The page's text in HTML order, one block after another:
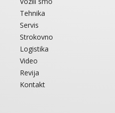
Tehnika
Servis
Strokovno
Logistika
Video
Revija
Kontakt